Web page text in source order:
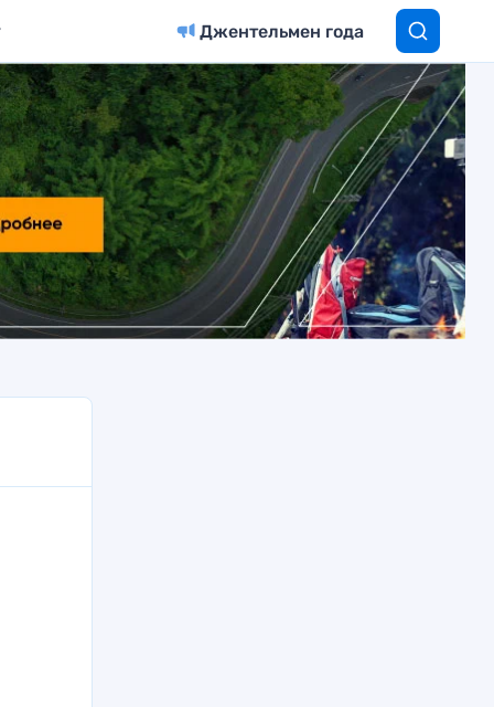
Джентельмен года